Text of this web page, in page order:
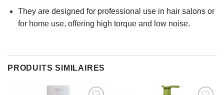
They are designed for professional use in hair salons or
for home use, offering high torque and low noise.
PRODUITS SIMILAIRES